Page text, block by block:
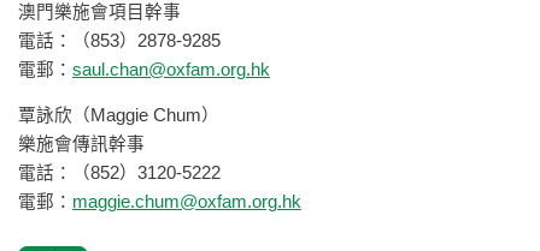
澳門樂施會項目幹事
電話：（853）2878-9285
電郵： saul.chan@oxfam.org.hk
覃詠欣（Maggie Chum）
樂施會傳訊幹事
電話：（852）3120-5222
電郵： maggie.chum@oxfam.org.hk